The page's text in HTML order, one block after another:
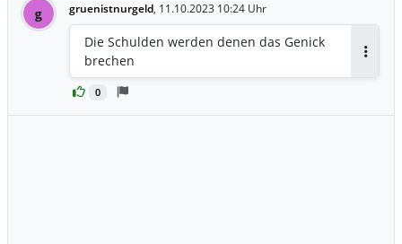
g gruenistnurgeld, 11.10.2023 10:24 Uhr
0
Die Schulden werden denen das Genick
brechen